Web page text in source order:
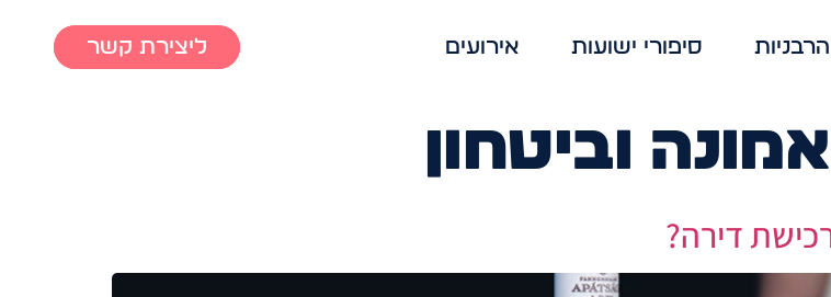
הרבניות סיפורי ישועות אירועים ליצירת קשר
אמונה וביטחון
דירה?